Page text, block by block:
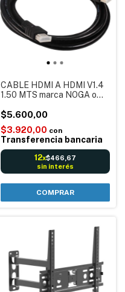
CABLE HDMI A HDMI V1.4
1.50 MTS marca NOGA o
Notebook Proyector
$5.600,00
$3.920,00 con
Transferencia bancaria
12x$466,67
sin interés